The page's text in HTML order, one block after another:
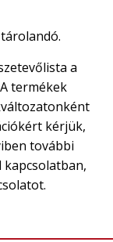
a
termékek
kérjük,
további